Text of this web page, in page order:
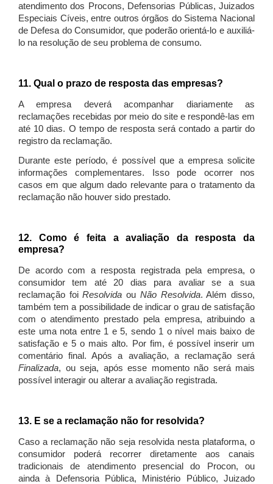
atendimento dos Procons, Defensorias Públicas, Juizados
Especiais Cíveis, entre outros órgãos do Sistema Nacional
de Defesa do Consumidor, que poderão orientá-lo e auxiliá-
lo na resolução de seu problema de consumo.
11. Qual o prazo de resposta das empresas?
A empresa deverá acompanhar diariamente as
reclamações recebidas por meio do site e respondê-las em
até 10 dias. O tempo de resposta será contado a partir do
registro da reclamação.
Durante este período, é possível que a empresa solicite
informações complementares. Isso pode ocorrer nos
casos em que algum dado relevante para o tratamento da
reclamação não houver sido prestado.
12. Como é feita a avaliação da resposta da
empresa?
De acordo com a resposta registrada pela empresa, o
consumidor tem até 20 dias para avaliar se a sua
reclamação foiResolvida ou Não Resolvida. Além disso,
também tem a possibilidade de indicar o grau de satisfação
com o atendimento prestado pela empresa, atribuindo a
este uma nota entre 1 e 5, sendo 1 o nível mais baixo de
satisfação e 5 o mais alto. Por fim, é possível inserir um
comentário final. Após a avaliação, a reclamação será
Finalizada, ou seja, após esse momento não será mais
possível interagir ou alterar a avaliação registrada.
13. E se a reclamação não for resolvida?
Caso a reclamação não seja resolvida nesta plataforma, o
consumidor poderá recorrer diretamente aos canais
tradicionais de atendimento presencial do Procon, ou
ainda à Defensoria Pública, Ministério Público, Juizado